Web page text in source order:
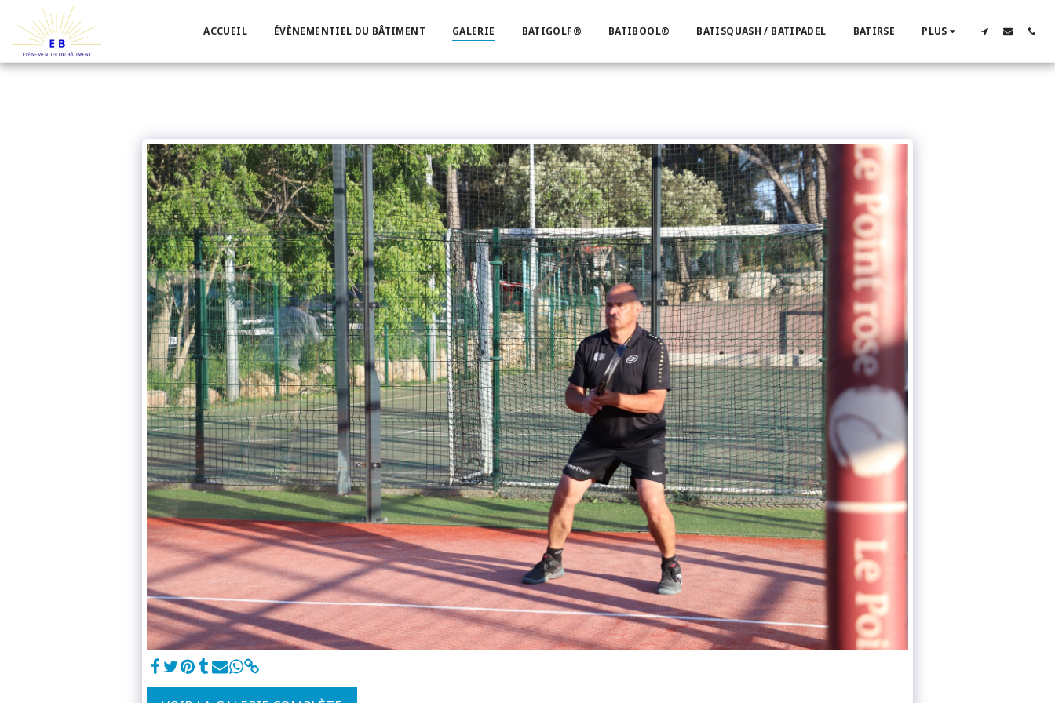
ACCUEIL ÉVÈNEMENTIEL DU BÂTIMENT GALERIE BATIGOLF® BATIBOOL® BATISQUASH / BATIPADEL BATIRSE PLUS